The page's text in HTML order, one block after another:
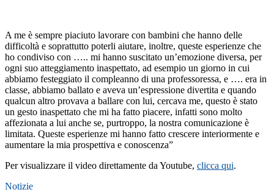
A me è sempre piaciuto lavorare con bambini che hanno delle
difficoltà e soprattutto poterli aiutare, inoltre, queste esperienze che
ho condiviso con ….. mi hanno suscitato un’emozione diversa, per
ogni suo atteggiamento inaspettato, ad esempio un giorno in cui
abbiamo festeggiato il compleanno di una professoressa, e …. era in
classe, abbiamo ballato e aveva un’espressione divertita e quando
qualcun altro provava a ballare con lui, cercava me, questo è stato
un gesto inaspettato che mi ha fatto piacere, infatti sono molto
affezionata a lui anche se, purtroppo, la nostra comunicazione è
limitata. Queste esperienze mi hanno fatto crescere interiormente e
aumentare la mia prospettiva e conoscenza”
Per visualizzare il video direttamente da Youtube, clicca qui.
Notizie